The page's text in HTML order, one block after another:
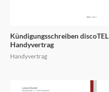
Kündigungsschreiben discoTEL
Handyvertrag
Handyvertrag